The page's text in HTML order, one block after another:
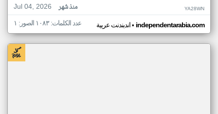
Jul 04, 2026
منذ شهر YA28WN
اندبندنت عربية• independentarabia.com عدد الكلمات: ١٠٨٣ الصور: ١